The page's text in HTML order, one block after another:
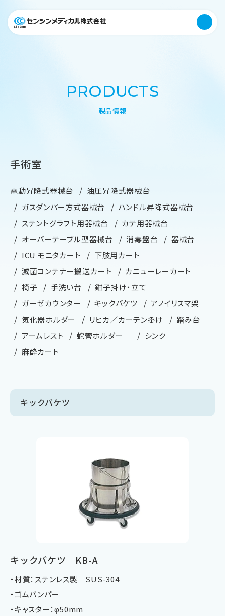
医療機器 衛生用品 センシンメ
menu
PRODUCTS
製品情報
手術室
電動昇降式器械台
油圧昇降式器械台
ガスダンパー方式器械台
ハンドル昇降式器械台
ステントグラフト用器械台
カテ用器械台
オーバーテーブル型器械台
消毒盤台
器械台
ICU モニタカート
下肢用カート
滅菌コンテナー搬送カート
カニューレーカート
椅子
手洗い台
鉗子掛け・立て
ガーゼカウンター
キックバケツ
アノイリスマ架
気化器ホルダー
リヒカ／カーテン掛け
踏み台
アームレスト
蛇管ホルダー
シンク
麻酔カート
キックバケツ
キックバケツ KB-A
・材質：ステンレス製 SUS-304
・ゴムバンパー
・キャスター：φ50mm